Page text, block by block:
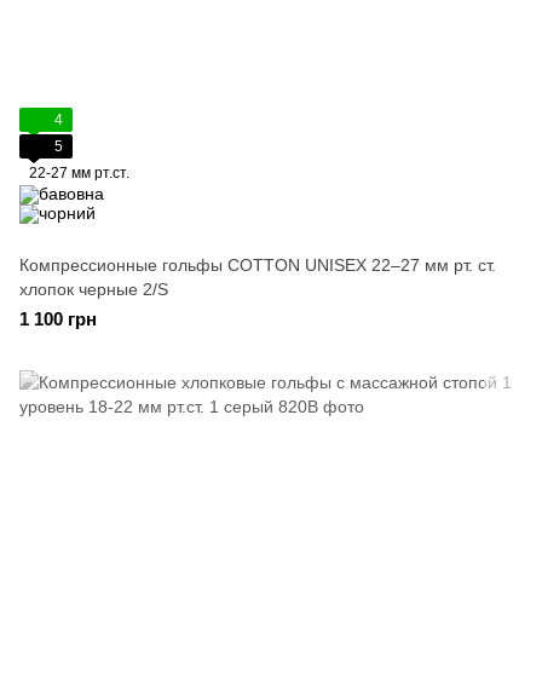
4
5
22-27 мм рт.ст.
Компрессионные гольфы COTTON UNISEX 22–27 мм рт. ст.
хлопок черные 2/S
1 100 грн